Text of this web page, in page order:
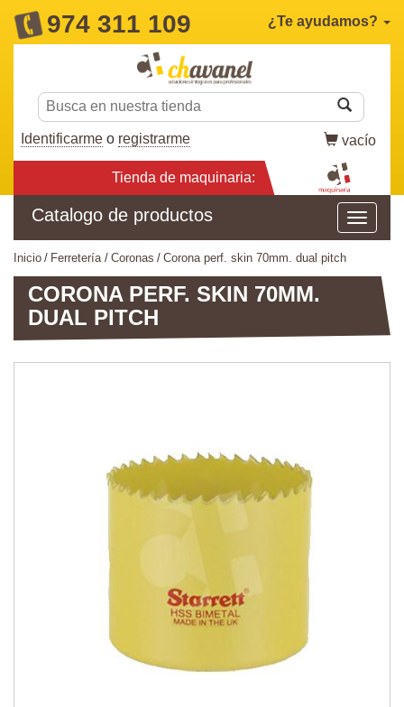
974 311 109 ¿Te ayudamos?
Identificarme o registrarme vacío
Tienda de maquinaria:
Catalogo de productos
inicio ferretería coronas corona perf. skin 70mm. dual pitch
CORONA PERF. SKIN 70MM.
DUAL PITCH